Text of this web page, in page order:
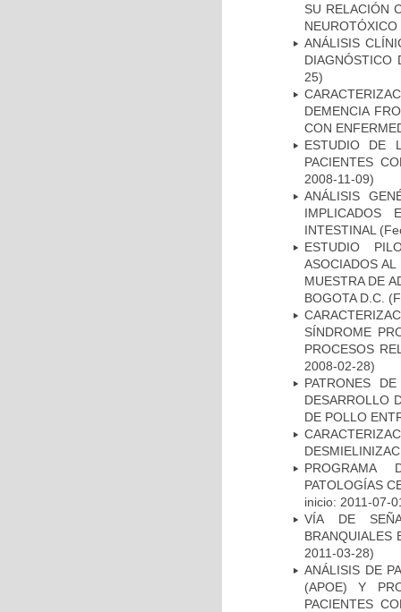
SU RELACIÓN
NEUROTÓXICO
ANÁLISIS
DIAGNÓSTICO
25)
DEMENCIA
CON
ESTUDIO DE
PACIENTES
2008-11-09)
ANÁLISIS
IMPLICADOS
INTESTINAL
ESTUDIO
ASOCIADOS
MUESTRA DE
BOGOTA D.C.
SÍNDROME
PROCESOS
2008-02-28)
PATRONES
DESARROLLO
DE POLLO
PROGRAMA
PATOLOGÍAS
inicio: 2011-07-
VÍA DE
BRANQUIALES
2011-03-28)
ANÁLISIS DE
(APOE) Y
PACIENTES